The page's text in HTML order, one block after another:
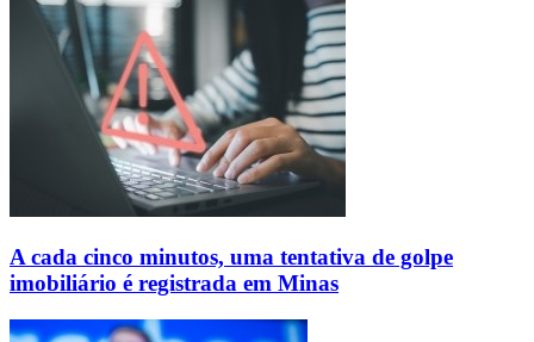
A cada cinco minutos, uma tentativa de golpe
imobiliário é registrada em Minas